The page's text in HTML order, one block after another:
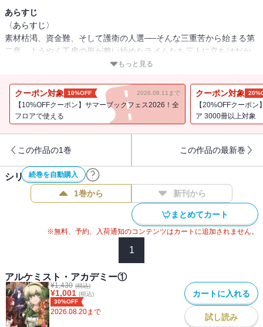
あらすじ
〈あらすじ〉
素材枯渇、資金難、そして護衛の人選──そんな三重苦から始まる第
二章。ようやく工房の形が整い始めたライムたち三人に立ちはだか
るのは、「在庫ゼロ」の現実だった。調合するにも採取するにも、
に支障が出る。ならば――山へ行くしかない！
だが、採取ひとつにしても難題は山積み。騎士科の訓練と時期が被
れば森は使えず、冒険者ギルドの情報は信用ならず、護衛も雇えな
でも巻き込む大騒動に。
一方、ライムに届いた一通の手紙が物語に波紋を広げる。送り主
は、王国が誇る召喚科のエリート、名門ミーノット家のディルク
ス。内容はたった一言――「やっと会えるな」。差出人の意図は不
明、しかし学院には束になった護衛希望届が提出されてい
材料も人間関係も癖の強いこの世界で、果たしてライムたちは「店
を開く」ことができるのか。採取、調合、販売、そして貴族の陰謀
〈著者からの一言〉
新しい素材に新しいモンスターや魔物をガッツリ添えた二巻目！
素敵なイラストとアルケミスト・アカデミーの世界を楽しんで頂け
もっと見る
クーポン対象 10%OFF 2026.08.11まで
【10%OFFクーポン】サマーブックフェス2026！全
フロアで使える
クーポン対象
【20%OFFクーポ
ア 3000冊以上対象
この作品の1巻 この作品の最新巻
続巻を自動購入
シリーズ作品(5件)
1巻から 新刊から
まとめてカート
※無料、予約、入荷通知のコンテンツはカートに追加されません。
1
アルケミスト・アカデミー①
¥1,430 (税込)
¥1,001 (税込)
30%OFF
2026.08.20まで
カートに入れる
試し読み